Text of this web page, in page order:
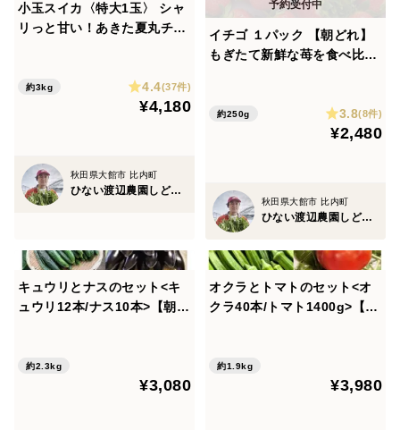
小玉スイカ〈特大1玉〉 シャ
リっと甘い！あきた夏丸チッ
約3kg 4.4(37件)
¥4,180
秋田県大館市 比内町
ひない渡辺農園しどけ村
イチゴ １パック 【朝どれ】
もぎたて新鮮な苺を食べ比
約250g 3.8(8件)
¥2,480
秋田県大館市 比内町
ひない渡辺農園しどけ村
キュウリとナスのセット<キ
ュウリ12本/ナス10本>【朝ど
約2.3kg
¥3,080
オクラとトマトのセット<オ
クラ40本/トマト1400g>【朝
約1.9kg
¥3,980